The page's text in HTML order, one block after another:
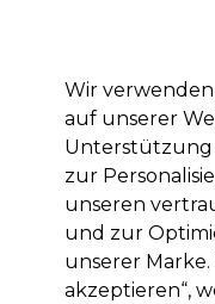
Marken Deals Haare
Kosmetik
Wir
auf unserer
Unterstützung
zur
unseren
und zur
unserer Marke.
akzeptieren“,